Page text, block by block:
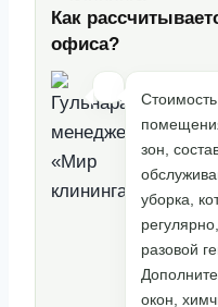
Как
офиса?
зон,
уборка,
разовой
окон,